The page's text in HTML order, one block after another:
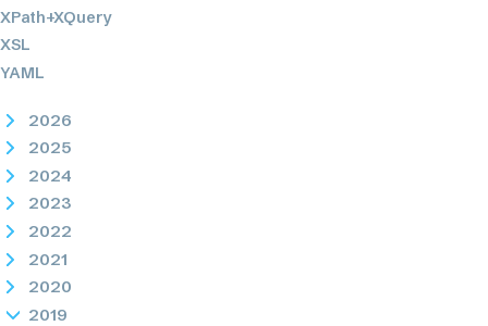
XPath+XQuery
XSL
YAML
2026
2025
2024
2023
2022
2021
2020
2019